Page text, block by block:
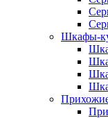
Шкафы-